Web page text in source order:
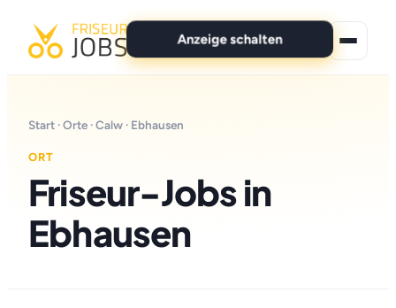
Anzeige schalten
Für Bewerber
Marken
Start ·Orte ·Calw · Ebhausen
ORT
Friseur-Jobs in
Ebhausen